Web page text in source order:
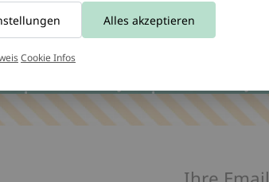
Alles akzeptieren
Cookie Infos